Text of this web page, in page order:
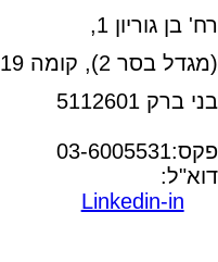
רח' בן גוריון 1,
(מגדל בסר 2), קומה 19
בני ברק 5112601
פקס:03-6005531
דוא"ל:
Linkedin-in